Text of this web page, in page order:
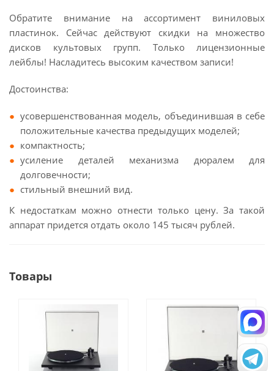
Обратите внимание на ассортимент виниловых
пластинок. Сейчас действуют скидки на множество
дисков культовых групп. Только лицензионные
лейблы! Насладитесь высоким качеством записи!
Достоинства:
усовершенствованная модель, объединившая в себе
положительные качества предыдущих моделей;
компактность;
усиление деталей механизма дюралем для
долговечности;
стильный внешний вид.
К недостаткам можно отнести только цену. За такой
аппарат придется отдать около 145 тысяч рублей.
Товары